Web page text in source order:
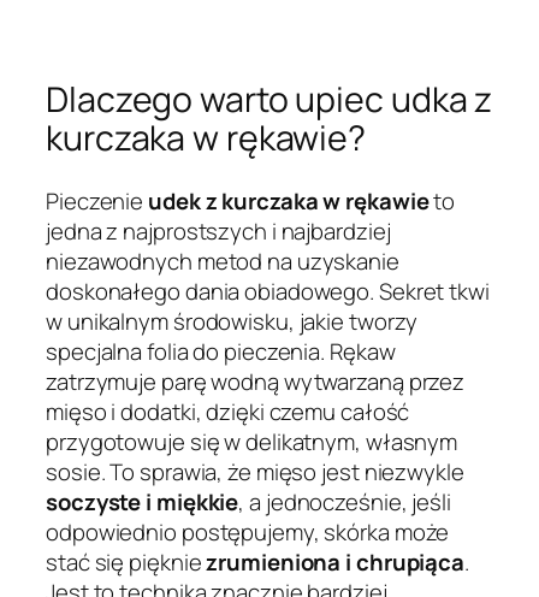
Dlaczego warto upiec udka z
kurczaka w rękawie?
Pieczenie udek z kurczaka w rękawieto
jedna z najprostszych i najbardziej
niezawodnych metod na uzyskanie
doskonałego dania obiadowego. Sekret tkwi
w unikalnym środowisku, jakie tworzy
specjalna folia do pieczenia. Rękaw
zatrzymuje parę wodną wytwarzaną przez
mięso i dodatki, dzięki czemu całość
przygotowuje się w delikatnym, własnym
sosie. To sprawia, że mięso jest niezwykle
soczyste i miękkie, a jednocześnie, jeśli
odpowiednio postępujemy, skórka może
stać się piękniezrumieniona i chrupiąca.